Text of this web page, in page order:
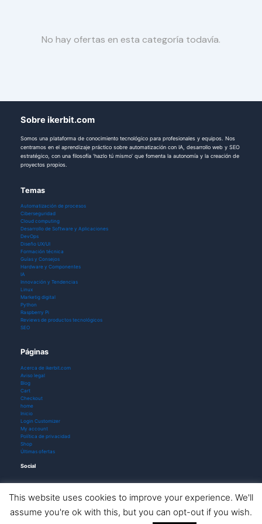
No hay ofertas en esta categoría todavía.
Sobre ikerbit.com
Somos una plataforma de conocimiento tecnológico para profesionales y equipos. Nos
centramos en el aprendizaje práctico sobre automatización con IA, desarrollo web y SEO
estratégico, con una filosofía 'hazlo tú mismo' que fomenta la autonomía y la creación de
proyectos propios.
Temas
Automatización de procesos
Ciberseguridad
Cloud computing
Desarrollo de Software y Aplicaciones
DevOps
Diseño UX/UI
Formación técnica
Guías y Consejos
Hardware y Componentes
IA
Innovación y Tendencias
Linux
Marketig digital
Python
Raspberry Pi
Reviews de productos tecnológicos
SEO
Páginas
Acerca de ikerbit.com
Aviso legal
Blog
Cart
Checkout
home
Inicio
Login Customizer
My account
Política de privacidad
Shop
Últimas ofertas
Social
Todos los derechos © 2026 ikerbit |Aviso de afiliación
This website uses cookies to improve your experience. We'll
assume you're ok with this, but you can opt-out if you wish.